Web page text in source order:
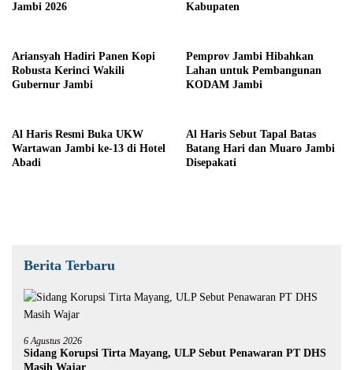
Jambi 2026
Kabupaten
Ariansyah Hadiri Panen Kopi
Robusta Kerinci Wakili
Gubernur Jambi
Pemprov Jambi Hibahkan
Lahan untuk Pembangunan
KODAM Jambi
Al Haris Resmi Buka UKW
Wartawan Jambi ke-13 di Hotel
Abadi
Al Haris Sebut Tapal Batas
Batang Hari dan Muaro Jambi
Disepakati
Berita Terbaru
6 Agustus 2026
Sidang Korupsi Tirta Mayang, ULP Sebut Penawaran PT DHS
Masih Wajar